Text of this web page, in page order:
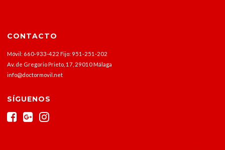
CONTACTO
Móvil: 660-933-422 Fijo: 951-251-202
Av. de Gregorio Prieto, 17, 29010 Málaga
info@doctormovil.net
SÍGUENOS